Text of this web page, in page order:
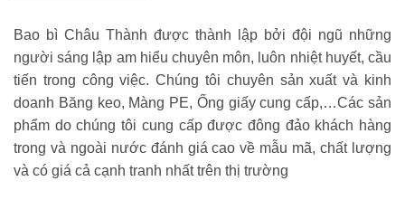
Bao bì Châu Thành được thành lập bởi đội ngũ những
người sáng lập am hiểu chuyên môn, luôn nhiệt huyết, cầu
tiến trong công việc. Chúng tôi chuyên sản xuất và kinh
doanh Băng keo, Màng PE, Ống giấy cung cấp,…Các sản
phẩm do chúng tôi cung cấp được đông đảo khách hàng
trong và ngoài nước đánh giá cao về mẫu mã, chất lượng
và có giá cả cạnh tranh nhất trên thị trường